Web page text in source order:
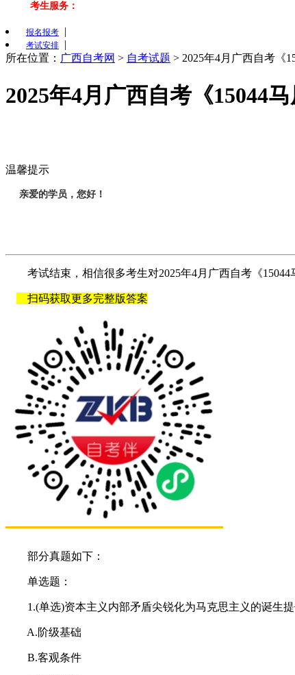
考生服务：
报名报考 |
考试安排
|
所在位置： 广西自考网 > 自考试题 > 2025年4月广西自考《
2025年4月广西自考《15044
温馨提示
亲爱的学员，您好！
考试结束，相信很多考生对2025年4月广西自考《15044
扫码获取更多完整版答案
部分真题如下：
单选题：
1.(单选)资本主义内部矛盾尖锐化为马克思主义的诞生提
A.阶级基础
B.客观条件